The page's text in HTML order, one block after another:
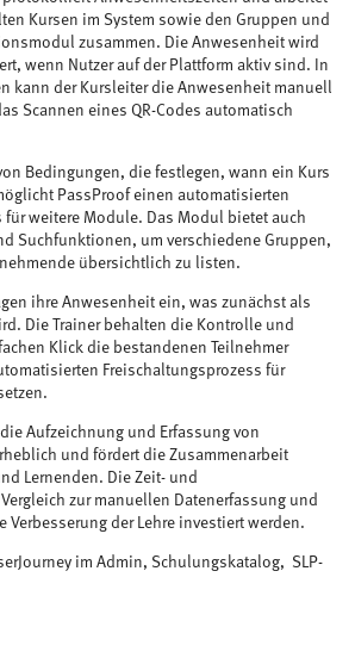
Kursen im System sowie den Gruppen und
zusammen. Die Anwesenheit wird
wenn Nutzer auf der Plattform aktiv sind. In
kann der Kursleiter die Anwesenheit manuell
Scannen eines QR-Codes automatisch
Bedingungen, die festlegen, wann ein Kurs
PassProof einen automatisierten
für weitere Module. Das Modul bietet auch
Suchfunktionen, um verschiedene Gruppen,
übersichtlich zu listen.
ihre Anwesenheit ein, was zunächst als
Die Trainer behalten die Kontrolle und
Klick die bestandenen Teilnehmer
Freischaltungsprozess für
Aufzeichnung und Erfassung von
und fördert die Zusammenarbeit
Lernenden. Die Zeit- und
zur manuellen Datenerfassung und
Verbesserung der Lehre investiert werden.
im Admin, Schulungskatalog, SLP-